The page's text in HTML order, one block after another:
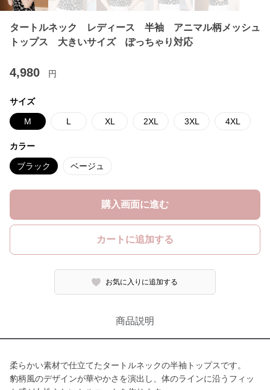
タートルネック レディース 半袖 アニマル柄メッシュ
トップス 大きいサイズ ぽっちゃり対応
4,980 円
サイズ
M L XL 2XL 3XL 4XL
カラー
ブラック ベージュ
購入画面に進む
カートに追加する
お気に入りに追加する
商品説明
柔らかい素材で仕立てたタートルネックの半袖トップスです。
豹柄風のデザインが華やかさを演出し、体のラインに沿うフィッ